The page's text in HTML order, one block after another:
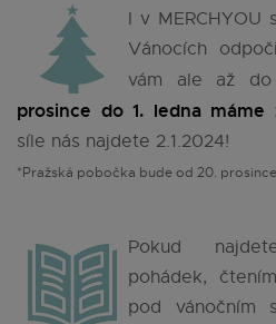
I v
Vánocích
vám ale až
prosince do 1. ledna máme
síle nás najdete 2.1.2024!
*Pražská pobočka bude od 20.
Pokud
pohádek,
pod vánočním